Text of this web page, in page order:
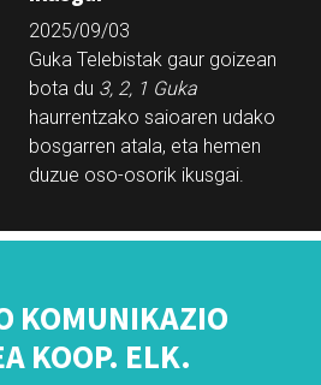
2025/09/03
Guka Telebistak gaur goizean
bota du 3, 2, 1 Guka
haurrentzako saioaren udako
bosgarren atala, eta hemen
duzue oso-osorik ikusgai.
KOMUNIKAZIO
KOOP. ELK.